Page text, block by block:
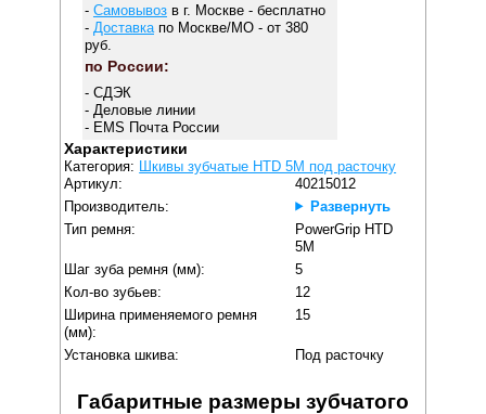
- Самовывозв г. Москве - бесплатно
- Доставкапо Москве/МО - от 380
руб.
по России:
- СДЭК
- Деловые линии
- EMS Почта России
Характеристики
Категория: Шкивы зубчатые HTD 5M под расточку
Артикул:
40215012
Производитель:
Развернуть
Тип ремня:
PowerGrip HTD
5M
Шаг зуба ремня (мм):
5
Кол-во зубьев:
12
Ширина применяемого ремня
(мм):
15
Установка шкива: Под расточку
Габаритные размеры зубчатого